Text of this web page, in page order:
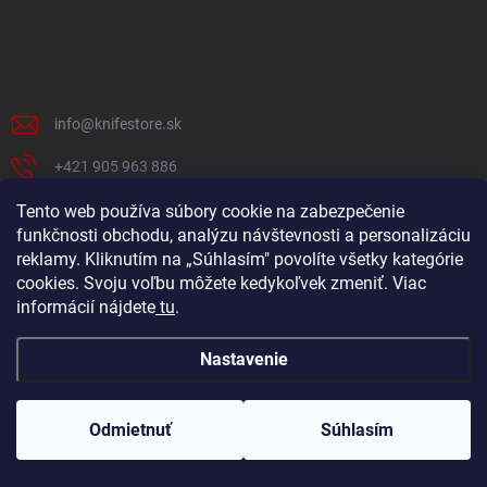
Tento web používa súbory cookie na zabezpečenie
funkčnosti obchodu, analýzu návštevnosti a personalizáciu
reklamy. Kliknutím na „Súhlasím" povolíte všetky kategórie
cookies. Svoju voľbu môžete kedykoľvek zmeniť. Viac
informácií nájdete tu.
Nastavenie
Odmietnuť Súhlasím
info@knifestore.sk
+421 905 963 886
Facebook
knifestore.slovakia
ODOBERAŤ NEWSLETTER
Vložte svoj e-mail a my Vám budeme zasielať informácie o nových
produktoch na našom e-shope.